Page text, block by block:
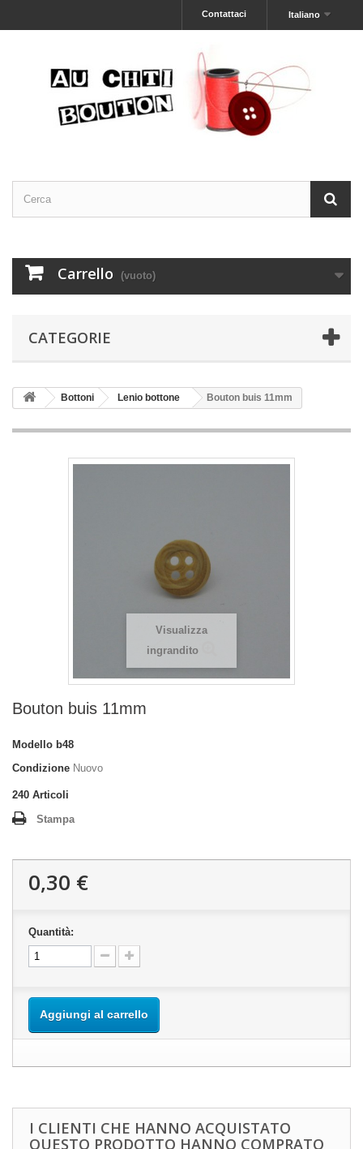
Italiano
Contattaci
Carrello (vuoto)
CATEGORIE
Bottoni Lenio bottone Bouton buis 11mm
Visualizza
ingrandito
Bouton buis 11mm
Modello b48
Condizione Nuovo
240 Articoli
Stampa
0,30 €
Quantità:
Aggiungi al carrello
I CLIENTI CHE HANNO ACQUISTATO
QUESTO PRODOTTO HANNO COMPRATO